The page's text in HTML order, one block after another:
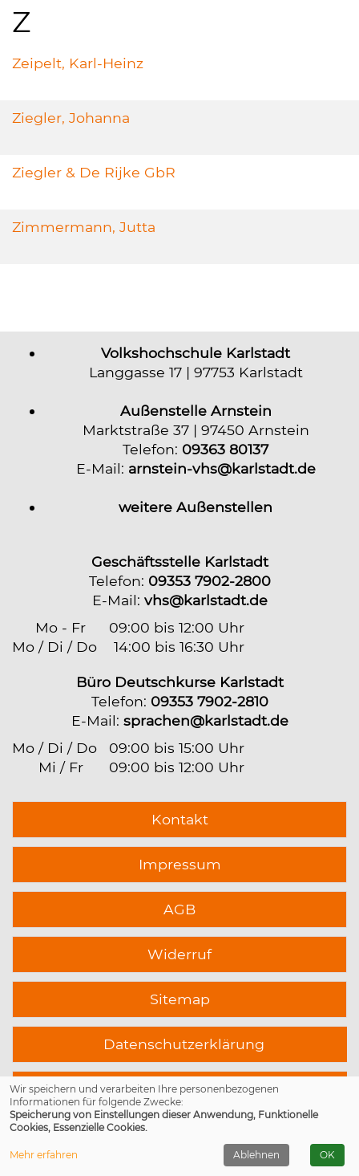
Z
Zeipelt, Karl-Heinz
Ziegler, Johanna
Ziegler & De Rijke GbR
Zimmermann, Jutta
Volkshochschule Karlstadt
Langgasse 17 | 97753 Karlstadt
Außenstelle Arnstein
Marktstraße 37 | 97450 Arnstein
Telefon: 09363 80137
E-Mail: arnstein-vhs@karlstadt.de
weitere Außenstellen
Geschäftsstelle Karlstadt
Telefon: 09353 7902-2800
E-Mail: vhs@karlstadt.de
Mo - Fr
09:00 bis 12:00 Uhr
Mo / Di / Do
14:00 bis 16:30 Uhr
Büro Deutschkurse Karlstadt
Telefon: 09353 7902-2810
E-Mail: sprachen@karlstadt.de
Mo / Di / Do 09:00 bis 15:00 Uhr
Mi / Fr
09:00 bis 12:00 Uhr
Kontakt
Impressum
AGB
Widerruf
Sitemap
Datenschutzerklärung
Cookie Einstellungen
Wir speichern und verarbeiten Ihre personenbezogenen
Informationen für folgende Zwecke:
Speicherung von Einstellungen dieser Anwendung, Funktionelle
Cookies, Essenzielle Cookies.
Mehr erfahren Ablehnen OK